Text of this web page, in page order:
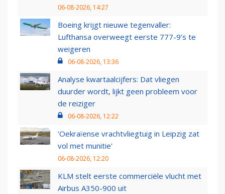
06-08-2026, 14:27
Boeing krijgt nieuwe tegenvaller:
Lufthansa overweegt eerste 777-9’s te
weigeren
06-08-2026, 13:36
Analyse kwartaalcijfers: Dat vliegen
duurder wordt, lijkt geen probleem voor
de reiziger
06-08-2026, 12:22
'Oekraïense vrachtvliegtuig in Leipzig zat
vol met munitie'
06-08-2026, 12:20
KLM stelt eerste commerciële vlucht met
Airbus A350-900 uit